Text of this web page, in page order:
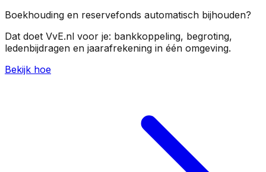
Boekhouding en reservefonds automatisch bijhouden?
Dat doet VvE.nl voor je: bankkoppeling, begroting,
ledenbijdragen en jaarafrekening in één omgeving.
Bekijk hoe